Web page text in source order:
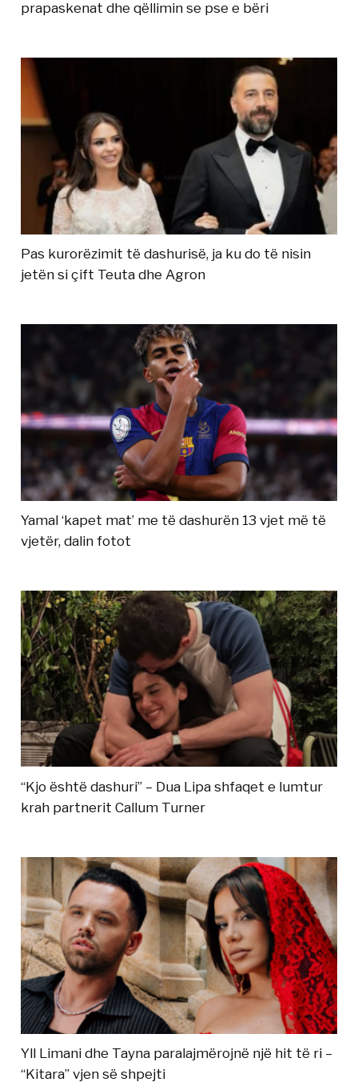
prapaskenat dhe qëllimin se pse e bëri
Pas kurorëzimit të dashurisë, ja ku do të nisin
jetën si çift Teuta dhe Agron
Yamal ‘kapet mat’ me të dashurën 13 vjet më të
vjetër, dalin fotot
“Kjo është dashuri” – Dua Lipa shfaqet e lumtur
krah partnerit Callum Turner
Yll Limani dhe Tayna paralajmërojnë një hit të ri –
“Kitara” vjen së shpejti